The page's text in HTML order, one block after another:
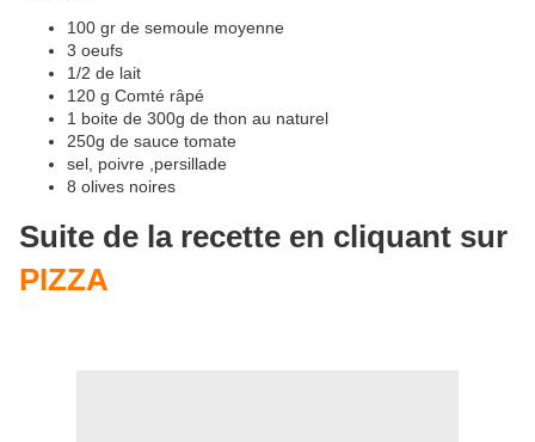
100 gr de semoule moyenne
3 oeufs
1/2 de lait
120 g Comté râpé
1 boite de 300g de thon au naturel
250g de sauce tomate
sel, poivre ,persillade
8 olives noires
Suite de la recette en cliquant sur
PIZZA